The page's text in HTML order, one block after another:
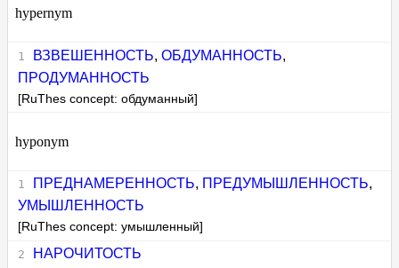
hypernym
ВЗВЕШЕННОСТЬ, ОБДУМАННОСТЬ,
ПРОДУМАННОСТЬ
[RuThes concept: обдуманный]
hyponym
ПРЕДНАМЕРЕННОСТЬ, ПРЕДУМЫШЛЕННОСТЬ,
УМЫШЛЕННОСТЬ
[RuThes concept: умышленный]
НАРОЧИТОСТЬ